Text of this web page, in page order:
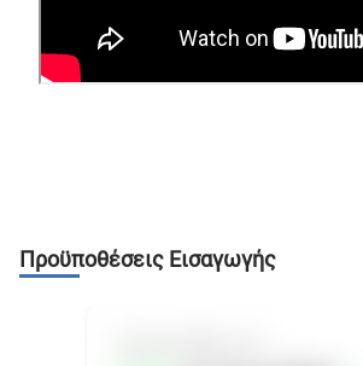
Προϋποθέσεις Εισαγωγής